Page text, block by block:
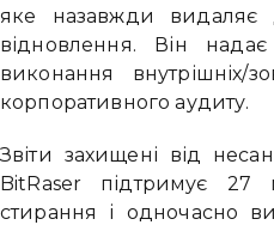
яке назавжди видаляє
відновлення. Він
виконання внутрішніх/
корпоративного аудиту.
Звіти захищені від
BitRaser підтримує 27
стирання і одночасно